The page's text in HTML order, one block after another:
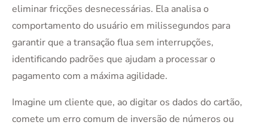
eliminar fricções desnecessárias. Ela analisa o
comportamento do usuário em milissegundos para
garantir que a transação flua sem interrupções,
identificando padrões que ajudam a processar o
pagamento com a máxima agilidade.
Imagine um cliente que, ao digitar os dados do cartão,
comete um erro comum de inversão de números ou